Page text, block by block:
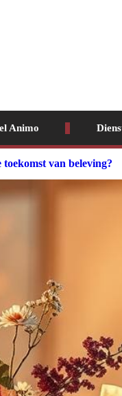
Animo
van beleving?